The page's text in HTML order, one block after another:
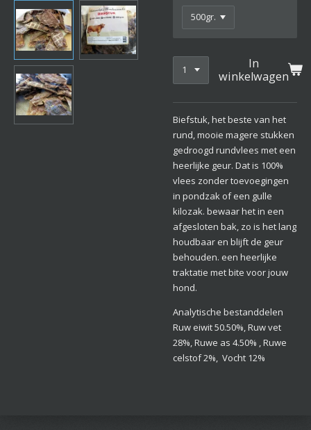
In
winkelwagen
Biefstuk, het beste van het
rund, mooie magere stukken
gedroogd rundvlees met een
heerlijke geur. Dat is 100%
vlees zonder toevoegingen
in pondzak of een gulle
kilozak. bewaar het in een
afgesloten bak, zo is het lang
houdbaar en blijft de geur
behouden. een heerlijke
traktatie met bite voor jouw
hond.
Analytische bestanddelen
Ruw eiwit 50.50%, Ruw vet
28%, Ruwe as 4.50% , Ruwe
celstof 2%, Vocht 12%